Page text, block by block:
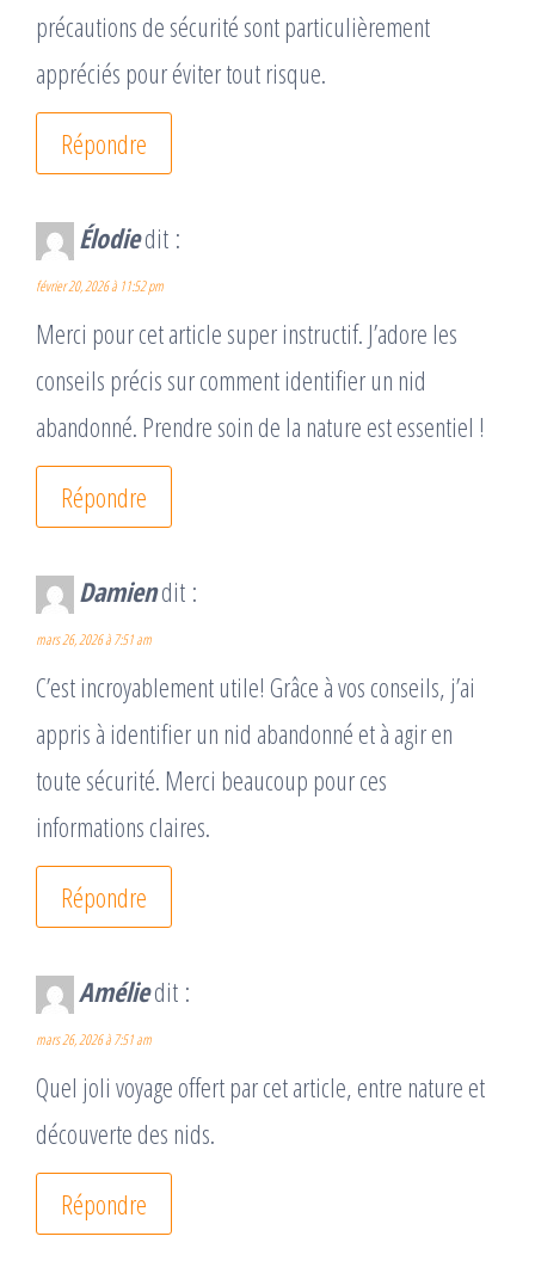
précautions de sécurité sont particulièrement
appréciés pour éviter tout risque.
Répondre
Élodiedit :
février 20, 2026 à 11:52 pm
Merci pour cet article super instructif. J’adore les
conseils précis sur comment identifier un nid
abandonné. Prendre soin de la nature est essentiel !
Répondre
Damiendit :
mars 26, 2026 à 7:51 am
C’est incroyablement utile! Grâce à vos conseils, j’ai
appris à identifier un nid abandonné et à agir en
toute sécurité. Merci beaucoup pour ces
informations claires.
Répondre
Améliedit :
mars 26, 2026 à 7:51 am
Quel joli voyage offert par cet article, entre nature et
découverte des nids.
Répondre